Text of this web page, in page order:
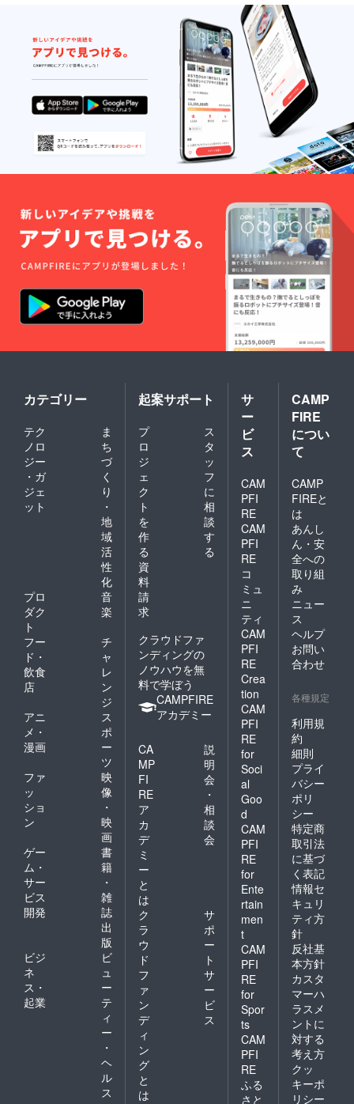
希望さ
れるお
名前を
ご記入
くださ
い。
カテゴリー
テク
ノロ
ジー
・ガ
ジェ
ット
ま
ち
づ
く
り
・
地
域
活
性
化
プロ
ダク
ト
音
楽
フー
ド・
飲食
店
チ
ャ
レ
ン
ジ
アニ
メ・
漫画
ス
ポ
ー
ツ
ファ
ッ
ショ
ン
映
像
・
映
画
ゲー
ム・
サー
ビス
開発
書
籍
・
雑
誌
出
版
ビジ
ネ
ス・
起業
ビ
ュ
ー
テ
ィ
ー
・
ヘ
ル
ス
起案サポート
プ
ロ
ジ
ェ
ク
ト
を
作
る
ス
タ
ッ
フ
に
相
談
す
る
資
料
請
求
クラウドファ
ンディングの
ノウハウを無
料で学ぼう
CAMPFIRE
アカデミー
CA
MP
FI
RE
ア
カ
デ
ミ
ー
と
は
説
明
会
・
相
談
会
ク
ラ
ウ
ド
フ
ァ
ン
デ
ィ
ン
グ
と
は
サ
ポ
ー
ト
サ
ー
ビ
ス
サ
ー
ビ
ス
CAM
PFI
RE
CAM
PFI
RE
コ
ミュ
ニ
ティ
CAM
PFI
RE
Crea
tion
CAM
PFI
RE
for
Soci
al
Goo
d
CAM
PFI
RE
for
Ente
rtain
men
t
CAM
PFI
RE
for
Spor
ts
CAM
PFI
RE
ふる
さと
CAMP
FIRE
につい
て
CAMP
FIREと
は
あんし
ん・安
全への
取り組
み
ニュー
ス
ヘルプ
お問い
合わせ
各種規定
利用規
約
細則
プライ
バシー
ポリ
シー
特定商
取引法
に基づ
く表記
情報セ
キュリ
ティ方
針
反社基
本方針
カスタ
マーハ
ラスメ
ントに
対する
考え方
クッ
キーポ
リシー